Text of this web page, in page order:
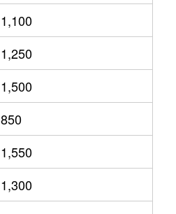
1,100
1,250
1,500
850
1,550
1,300